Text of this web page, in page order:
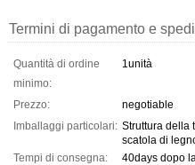
Termini di pagamento e
Quantità di ordine
minimo:
1unità
Prezzo:
negotiable
Imballaggi particolari: Struttura della
scatola di
Tempi di consegna:
40days dopo